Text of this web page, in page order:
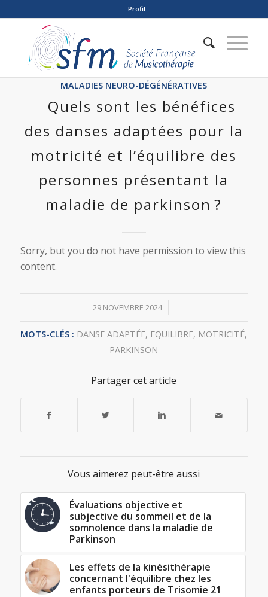
Profil
MALADIES NEURO-DÉGÉNÉRATIVES
Quels sont les bénéfices
des danses adaptées pour la
motricité et l’équilibre des
personnes présentant la
maladie de parkinson ?
Sorry, but you do not have permission to view this
content.
29 NOVEMBRE 2024
/
MOTS-CLÉS : DANSE ADAPTÉE, EQUILIBRE, MOTRICITÉ,
PARKINSON
Partager cet article
Vous aimerez peut-être aussi
Évaluations objective et
subjective du sommeil et de la
somnolence dans la maladie de
Parkinson
Les effets de la kinésithérapie
concernant l'équilibre chez les
enfants porteurs de Trisomie 21